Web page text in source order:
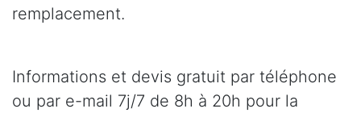
remplacement.
Informations et devis gratuit par téléphone
ou par e-mail 7j/7 de 8h à 20h pour la